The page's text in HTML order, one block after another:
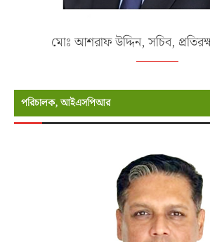
মোঃ আশরাফ উদ্দিন, সচিব,
পরিচালক, আইএসপিআর